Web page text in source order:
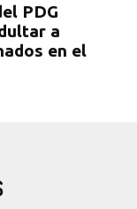
PDG
a
en el